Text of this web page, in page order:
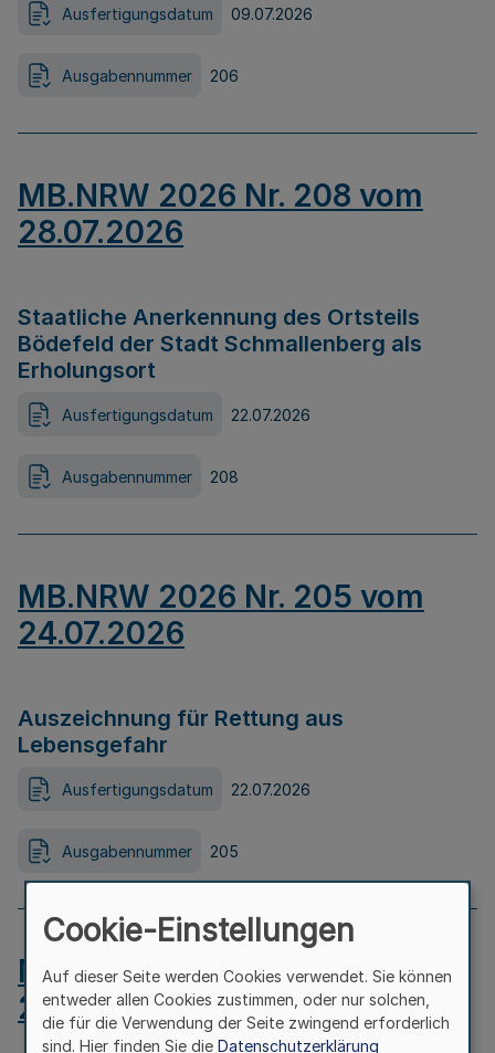
Ausfertigungsdatum 09.07.2026
Ausgabennummer 206
MB.NRW 2026 Nr. 208 vom
28.07.2026
Staatliche Anerkennung des Ortsteils
Bödefeld der Stadt Schmallenberg als
Erholungsort
Ausfertigungsdatum 22.07.2026
Ausgabennummer 208
MB.NRW 2026 Nr. 205 vom
24.07.2026
Auszeichnung für Rettung aus
Lebensgefahr
Ausfertigungsdatum 22.07.2026
Ausgabennummer 205
MB.NRW 2026 Nr. 204 vom
24.07.2026
Cookie-Einstellungen
Auf dieser Seite werden Cookies verwendet. Sie können
entweder allen Cookies zustimmen, oder nur solchen,
die für die Verwendung der Seite zwingend erforderlich
sind. Hier finden Sie die Datenschutzerklärung